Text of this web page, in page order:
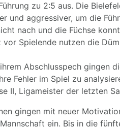
zu 2:5 aus. Die
und aggressiver, um die
nach und die Füchse
Spielende nutzen die
Abschlusspech gingen
Fehler im Spiel zu
II, Ligameister der letzten
gingen mit neuer
ein. Bis in die